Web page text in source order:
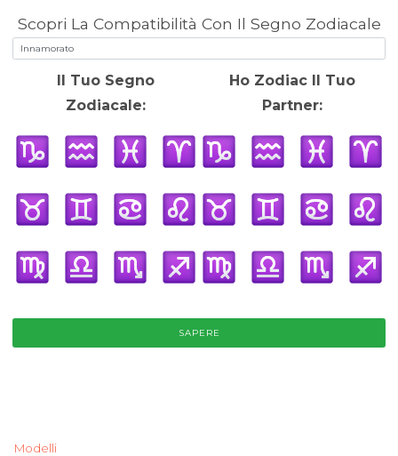
Scopri La Compatibilità Con Il Segno Zodiacale
Il Tuo Segno
Zodiacale:
Ho Zodiac Il Tuo
Partner:
SAPERE
Modelli